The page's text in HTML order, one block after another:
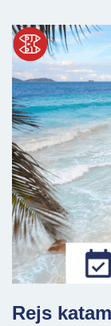
Rejs